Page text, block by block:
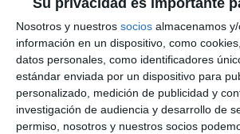
Nosotros y nuestros socios almacenamos
información en un dispositivo, como
datos personales, como identificadores
estándar enviada por un dispositivo para
personalizado, medición de publicidad y
investigación de audiencia y desarrollo de
permiso, nosotros y nuestros socios
Control
A la fiscalización previa limitada,
llegarán solo aquellos expedientes
la Ley de Organización y
con informes favorables por parte